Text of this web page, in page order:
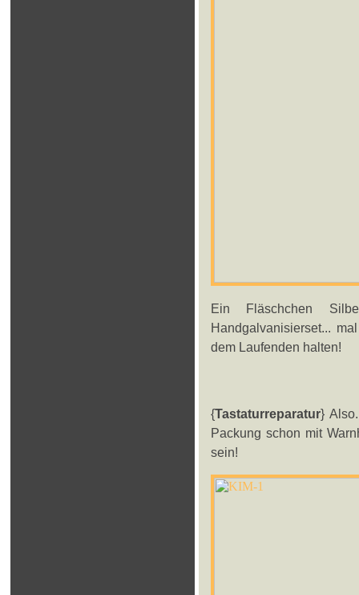
Ein Fläschchen
Handgalvanisierset...
dem Laufenden halten!
{Tastaturreparatur}
Packung schon mit
sein!